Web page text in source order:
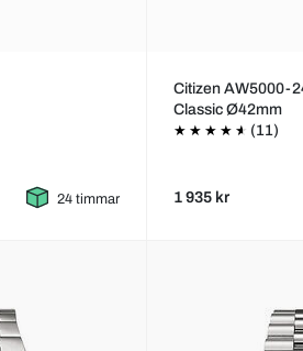
24 timmar
Citizen AW5000-
Classic Ø42mm
(11)
1 935 kr